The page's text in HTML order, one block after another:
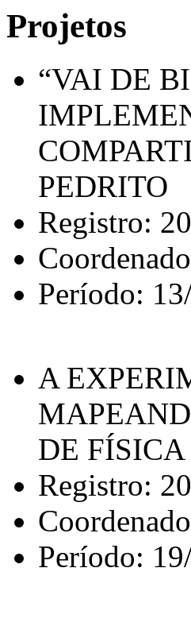
Projetos
“VAI DE
PEDRITO
Registro:
Período:
A
DE FÍSICA
Registro:
Período: